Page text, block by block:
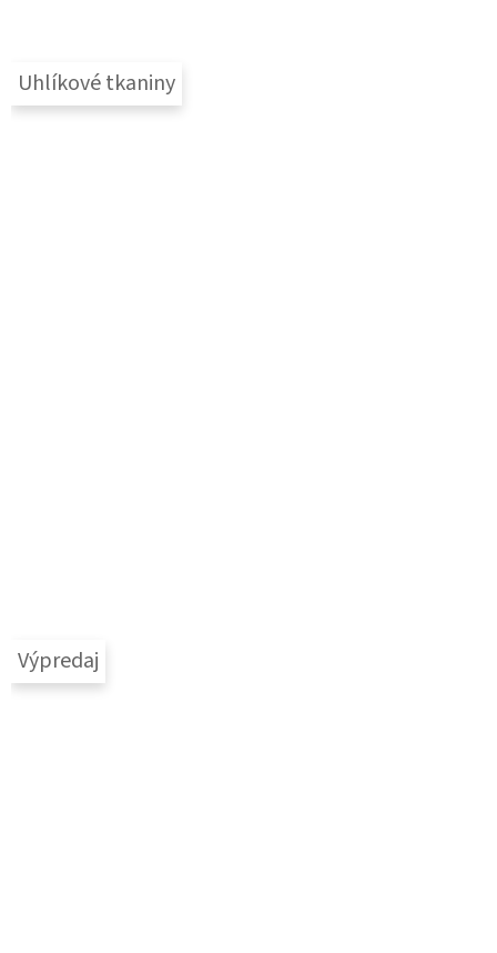
Uhlíkové tkaniny
Výpredaj